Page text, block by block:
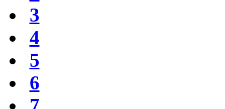
3
4
5
6